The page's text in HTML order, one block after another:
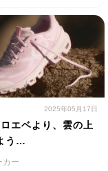
2025年05月17日
エベより、雲の上
う…
カー